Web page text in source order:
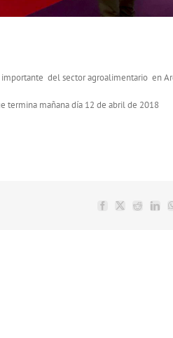
importante del sector agroalimentario en
termina mañana día 12 de abril de 2018
Facebook
X Reddit